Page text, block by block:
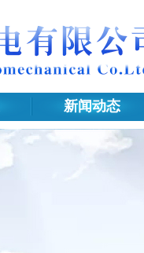
新闻动态